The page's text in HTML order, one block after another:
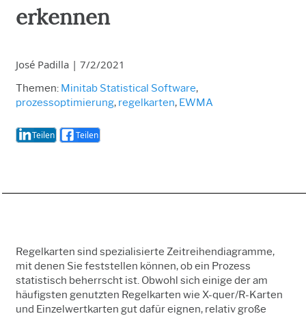
erkennen
José Padilla | 7/2/2021
Themen: Minitab Statistical Software,
prozessoptimierung, regelkarten, EWMA
Teilen Teilen
Regelkarten sind spezialisierte Zeitreihendiagramme,
mit denen Sie feststellen können, ob ein Prozess
statistisch beherrscht ist. Obwohl sich einige der am
häufigsten genutzten Regelkarten wie X-quer/R-Karten
und Einzelwertkarten gut dafür eignen, relativ große